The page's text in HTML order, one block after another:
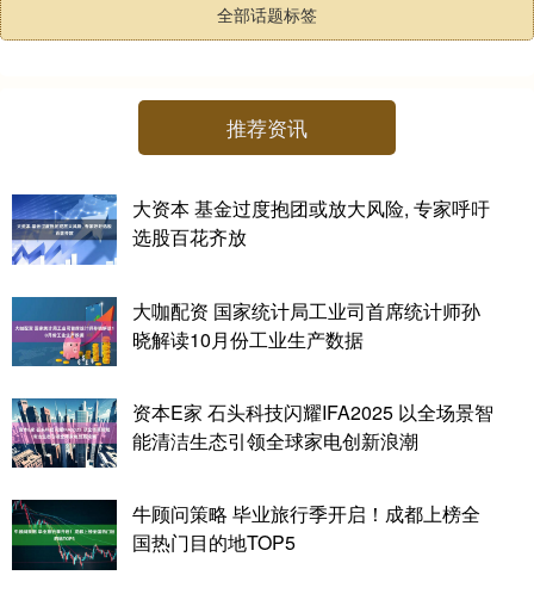
全部话题标签
推荐资讯
大资本 基金过度抱团或放大风险, 专家呼吁
选股百花齐放
大咖配资 国家统计局工业司首席统计师孙
晓解读10月份工业生产数据
资本E家 石头科技闪耀IFA2025 以全场景智
能清洁生态引领全球家电创新浪潮
牛顾问策略 毕业旅行季开启！成都上榜全
国热门目的地TOP5